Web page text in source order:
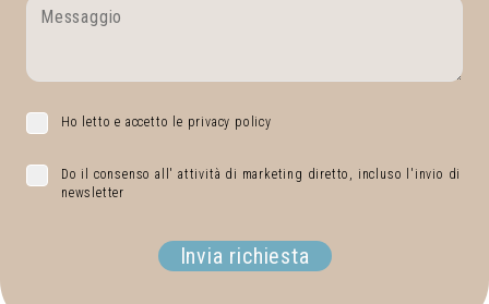
Ho letto e accetto le privacy policy
Do il consenso all' attività di marketing diretto, incluso l'invio di
newsletter
Invia richiesta